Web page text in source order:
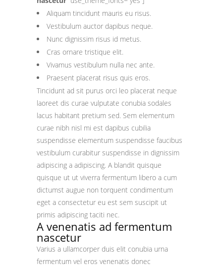
Aliquam tincidunt mauris eu risus.
Vestibulum auctor dapibus neque.
Nunc dignissim risus id metus.
Cras ornare tristique elit.
Vivamus vestibulum nulla nec ante.
Praesent placerat risus quis eros.
Tincidunt ad sit purus orci leo placerat neque
laoreet dis curae vulputate conubia sodales
lacus habitant pretium sed. Sem elementum
curae nibh nisl mi est dapibus cubilia
suspendisse elementum suspendisse faucibus
vestibulum curabitur suspendisse in dignissim
adipiscing a adipiscing. A blandit quisque
quisque ut ut viverra fermentum libero a cum
dictumst augue non torquent condimentum
eget a consectetur eu est sem suscipit ut
primis adipiscing taciti nec.
A venenatis ad fermentum
nascetur
Varius a ullamcorper duis elit conubia urna
fermentum vel eros venenatis donec